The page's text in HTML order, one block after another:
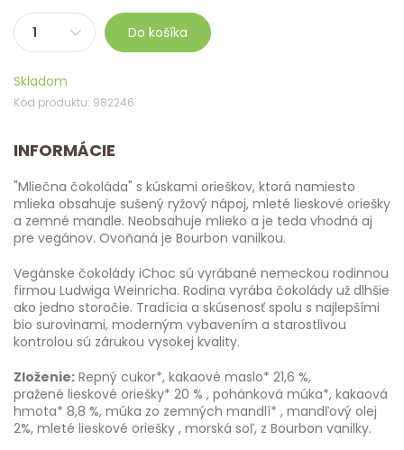
Do košíka
Skladom
Kód produktu: 982246
INFORMÁCIE
"Mliečna čokoláda" s kúskami orieškov, ktorá namiesto
mlieka obsahuje sušený ryžový nápoj, mleté ​​lieskové oriešky
a zemné mandle. Neobsahuje mlieko a je teda vhodná aj
pre vegánov. Ovoňaná je Bourbon vanilkou.
Vegánske čokolády iChoc sú vyrábané nemeckou rodinnou
firmou Ludwiga Weinricha. Rodina vyrába čokolády už dlhšie
ako jedno storočie. Tradícia a skúsenosť spolu s najlepšími
bio surovinami, moderným vybavením a starostlivou
kontrolou sú zárukou vysokej kvality.
Zloženie: Repný cukor*, kakaové maslo* 21,6 %,
pražené lieskové oriešky* 20 % , pohánková múka*, kakaová
hmota* 8,8 %, múka zo zemných mandlí* , mandľový olej
2%, mleté lieskové oriešky , morská soľ, z Bourbon vanilky.